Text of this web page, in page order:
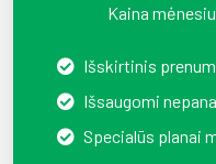
Kaina
Išskirtinis
Išsaugomi
Specialūs planai